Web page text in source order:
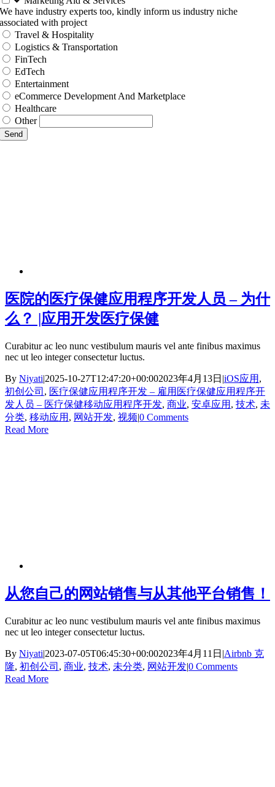
We have industry experts too, kindly inform us industry niche
associated with project
Travel & Hospitality
Logistics & Transportation
FinTech
EdTech
Entertainment
eCommerce Development And Marketplace
Healthcare
Other
Send
医院的医疗保健应用程序开发人员 – 为什
么？ |应用开发医疗保健
Curabitur ac leo nunc vestibulum mauris vel ante finibus maximus
nec ut leo integer consectetur luctus.
By Niyati|2025-10-27T12:47:20+00:002023年4月13日 |iOS应用 ,
初创公司 , 医疗保健应用程序开发 – 雇用医疗保健应用程序开
发人员 – 医疗保健移动应用程序开发, 商业, 安卓应用 , 技术, 未
分类, 移动应用 , 网站开发, 视频|0 Comments
Read More
从您自己的网站销售与从其他平台销售！
Curabitur ac leo nunc vestibulum mauris vel ante finibus maximus
nec ut leo integer consectetur luctus.
By Niyati|2023-07-05T06:45:30+00:002023年4月11日 |Airbnb 克
隆, 初创公司 , 商业, 技术, 未分类, 网站开发|0 Comments
Read More